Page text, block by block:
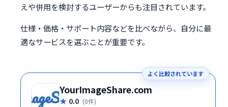
えや併用を検討するユーザーからも注目されています。
仕様・価格・サポート内容などを比べながら、自分に最
適なサービスを選ぶことが重要です。
よく比較されています
YourImageShare.com
0.0 (0件)